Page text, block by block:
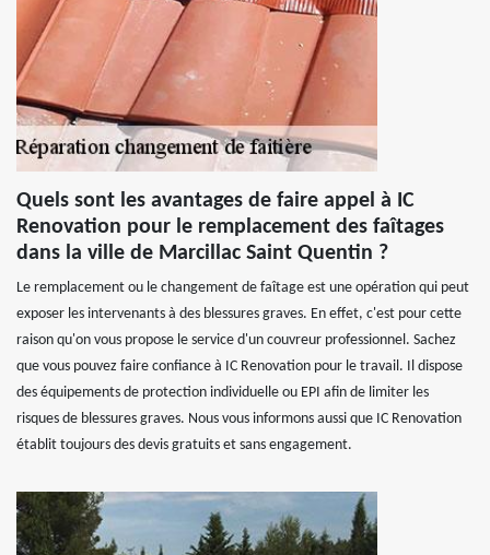
Quels sont les avantages de faire appel à IC
Renovation pour le remplacement des faîtages
dans la ville de Marcillac Saint Quentin ?
Le remplacement ou le changement de faîtage est une opération qui peut
exposer les intervenants à des blessures graves. En effet, c'est pour cette
raison qu'on vous propose le service d'un couvreur professionnel. Sachez
que vous pouvez faire confiance à IC Renovation pour le travail. Il dispose
des équipements de protection individuelle ou EPI afin de limiter les
risques de blessures graves. Nous vous informons aussi que IC Renovation
établit toujours des devis gratuits et sans engagement.